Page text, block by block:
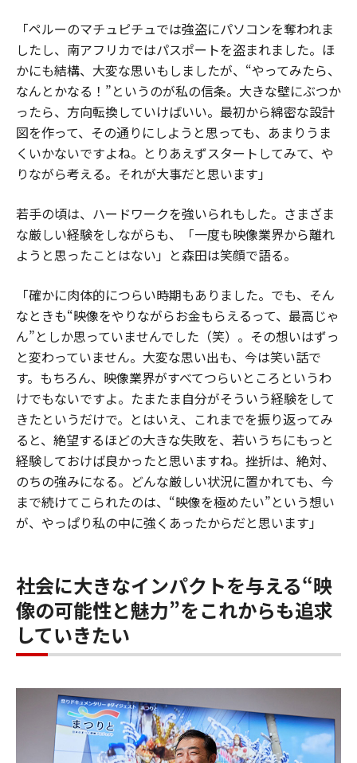
「ペルーのマチュピチュでは強盗にパソコンを奪われま
したし、南アフリカではパスポートを盗まれました。ほ
かにも結構、大変な思いもしましたが、“やってみたら、
なんとかなる！”というのが私の信条。大きな壁にぶつか
ったら、方向転換していけばいい。最初から綿密な設計
図を作って、その通りにしようと思っても、あまりうま
くいかないですよね。とりあえずスタートしてみて、や
りながら考える。それが大事だと思います」
若手の頃は、ハードワークを強いられもした。さまざま
な厳しい経験をしながらも、「一度も映像業界から離れ
ようと思ったことはない」と森田は笑顔で語る。
「確かに肉体的につらい時期もありました。でも、そん
なときも“映像をやりながらお金もらえるって、最高じゃ
ん”としか思っていませんでした（笑）。その想いはずっ
と変わっていません。大変な思い出も、今は笑い話で
す。もちろん、映像業界がすべてつらいところというわ
けでもないですよ。たまたま自分がそういう経験をして
きたというだけで。とはいえ、これまでを振り返ってみ
ると、絶望するほどの大きな失敗を、若いうちにもっと
経験しておけば良かったと思いますね。挫折は、絶対、
のちの強みになる。どんな厳しい状況に置かれても、今
まで続けてこられたのは、“映像を極めたい”という想い
が、やっぱり私の中に強くあったからだと思います」
社会に大きなインパクトを与える“映
像の可能性と魅力”をこれからも追求
していきたい